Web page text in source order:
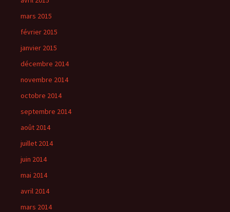
mars 2015
février 2015
janvier 2015
décembre 2014
novembre 2014
octobre 2014
septembre 2014
août 2014
juillet 2014
juin 2014
mai 2014
avril 2014
mars 2014